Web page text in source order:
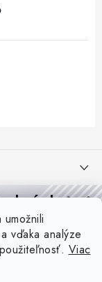
vďaka analýze
Viac
použiť? +
vďaka ktorým